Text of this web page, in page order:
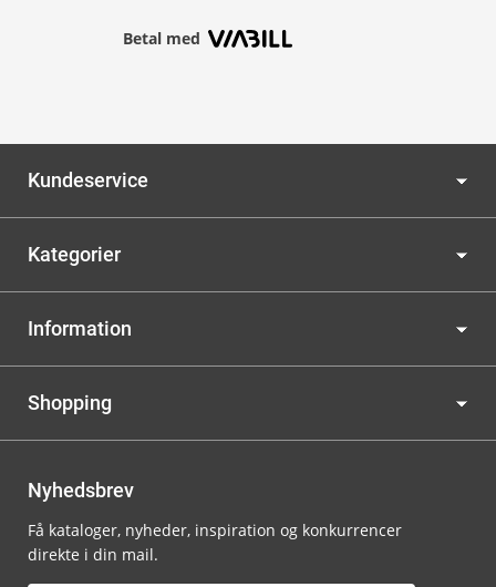
Betal med
Kundeservice
Kategorier
Information
Shopping
Nyhedsbrev
Få kataloger, nyheder, inspiration og konkurrencer
direkte i din mail.